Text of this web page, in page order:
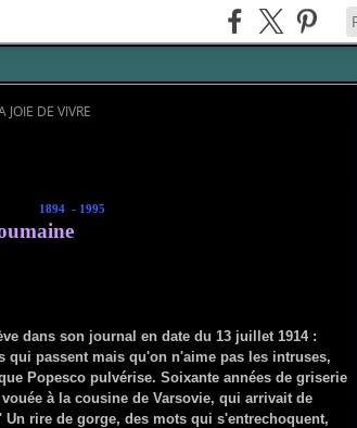
JOIE DE VIVRE
1894 - 1995
dans son journal en date du 13 juillet 1914:
qui passent mais qu'on n'aime pas les intruses,
Popesco pulvérise. Soixante années de griserie
à la cousine de Varsovie, qui arrivait de
rire de gorge, des mots qui s'entrechoquent,